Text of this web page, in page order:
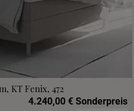
KT Fenix, 472
4.240,00 € Sonderpreis